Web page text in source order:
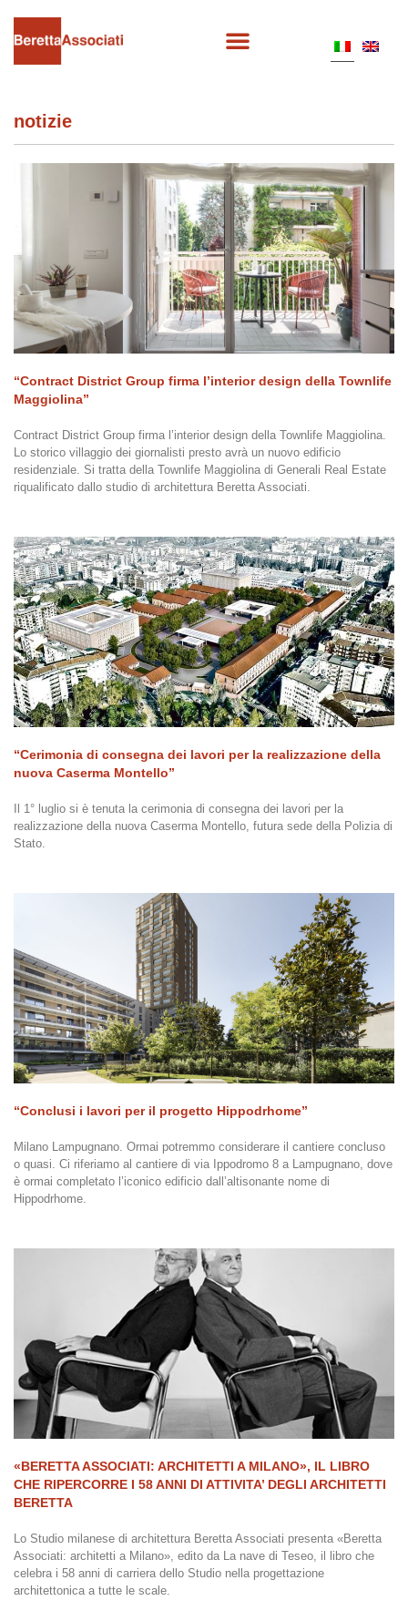
notizie
“Contract District Group firma l’interior design della Townlife
Maggiolina”
Contract District Group firma l’interior design della Townlife Maggiolina.
Lo storico villaggio dei giornalisti presto avrà un nuovo edificio
residenziale. Si tratta della Townlife Maggiolina di Generali Real Estate
riqualificato dallo studio di architettura Beretta Associati.
“Cerimonia di consegna dei lavori per la realizzazione della
nuova Caserma Montello”
Il 1° luglio si è tenuta la cerimonia di consegna dei lavori per la
realizzazione della nuova Caserma Montello, futura sede della Polizia di
Stato.
“Conclusi i lavori per il progetto Hippodrhome”
Milano Lampugnano. Ormai potremmo considerare il cantiere concluso
o quasi. Ci riferiamo al cantiere di via Ippodromo 8 a Lampugnano, dove
è ormai completato l’iconico edificio dall’altisonante nome di
Hippodrhome.
«BERETTA ASSOCIATI: ARCHITETTI A MILANO», IL LIBRO
CHE RIPERCORRE I 58 ANNI DI ATTIVITA’ DEGLI ARCHITETTI
BERETTA
Lo Studio milanese di architettura Beretta Associati presenta «Beretta
Associati: architetti a Milano», edito da La nave di Teseo, il libro che
celebra i 58 anni di carriera dello Studio nella progettazione
architettonica a tutte le scale.